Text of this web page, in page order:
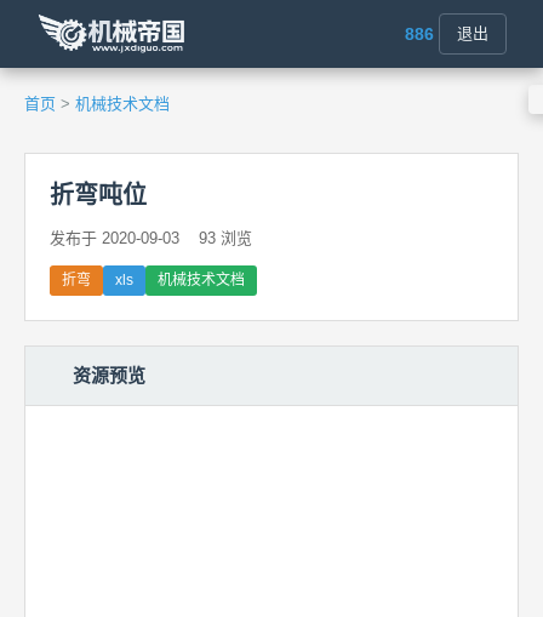
886 退出
首页 > 机械技术文档
折弯吨位
发布于 2020-09-03 93 浏览
折弯 xls 机械技术文档
资源预览